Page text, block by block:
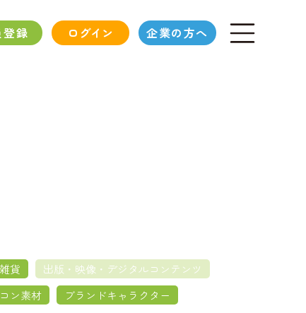
録 ログイン 企業の方へ
貨
出版・映像・デジタルコンテンツ
ン素材 ブランドキャラクター